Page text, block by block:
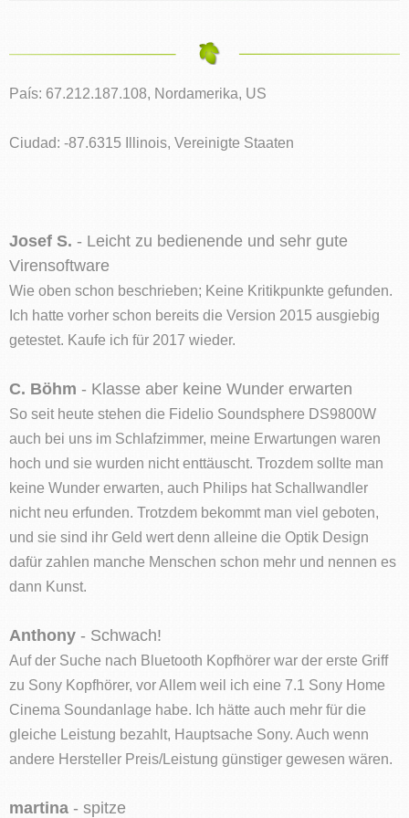
País: 67.212.187.108, Nordamerika, US
Ciudad: -87.6315 Illinois, Vereinigte Staaten
Josef S. - Leicht zu bedienende und sehr gute
Virensoftware
Wie oben schon beschrieben; Keine Kritikpunkte gefunden.
Ich hatte vorher schon bereits die Version 2015 ausgiebig
getestet. Kaufe ich für 2017 wieder.
C. Böhm - Klasse aber keine Wunder erwarten
So seit heute stehen die Fidelio Soundsphere DS9800W
auch bei uns im Schlafzimmer, meine Erwartungen waren
hoch und sie wurden nicht enttäuscht. Trozdem sollte man
keine Wunder erwarten, auch Philips hat Schallwandler
nicht neu erfunden. Trotzdem bekommt man viel geboten,
und sie sind ihr Geld wert denn alleine die Optik Design
dafür zahlen manche Menschen schon mehr und nennen es
dann Kunst.
Anthony - Schwach!
Auf der Suche nach Bluetooth Kopfhörer war der erste Griff
zu Sony Kopfhörer, vor Allem weil ich eine 7.1 Sony Home
Cinema Soundanlage habe. Ich hätte auch mehr für die
gleiche Leistung bezahlt, Hauptsache Sony. Auch wenn
andere Hersteller Preis/Leistung günstiger gewesen wären.
martina - spitze